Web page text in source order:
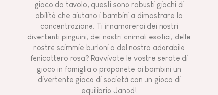
gioco da tavolo, questi sono robusti giochi di
abilità che aiutano i bambini a dimostrare la
concentrazione. Ti innamorerai dei nostri
divertenti pinguini, dei nostri animali esotici, delle
nostre scimmie burloni o del nostro adorabile
fenicottero rosa? Ravvivate le vostre serate di
gioco in famiglia o proponete ai bambini un
divertente gioco di società con un gioco di
equilibrio Janod!